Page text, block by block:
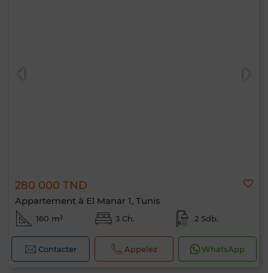
280 000 TND
Appartement à El Manar 1, Tunis
160 m² 3 Ch. 2 Sdb.
Contacter Appelez WhatsApp